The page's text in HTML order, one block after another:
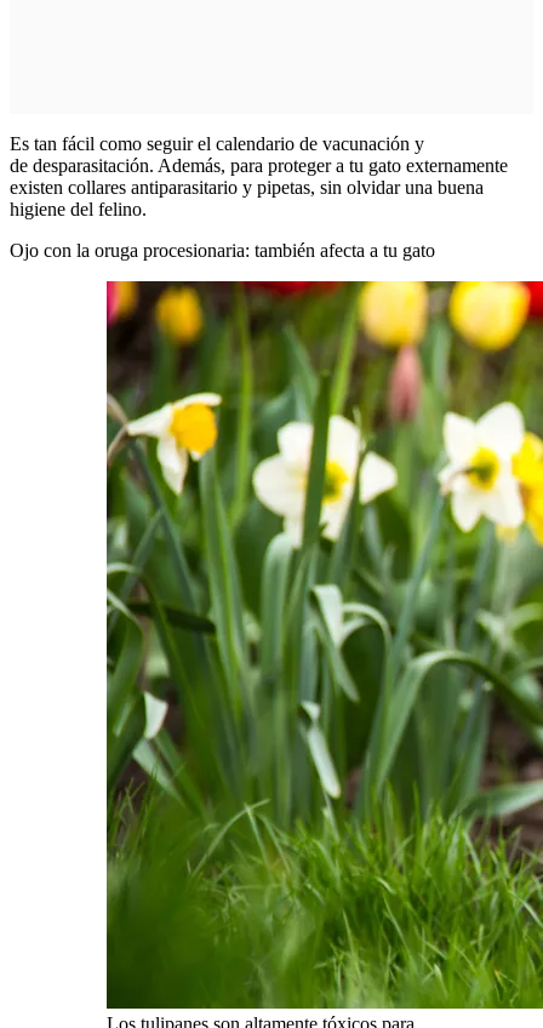
Es tan fácil como seguir el calendario de vacunación y
de desparasitación. Además, para proteger a tu gato externamente
existen collares antiparasitario y pipetas, sin olvidar una buena
higiene del felino.
Ojo con la oruga procesionaria: también afecta a tu gato
Los tulipanes son altamente tóxicos para